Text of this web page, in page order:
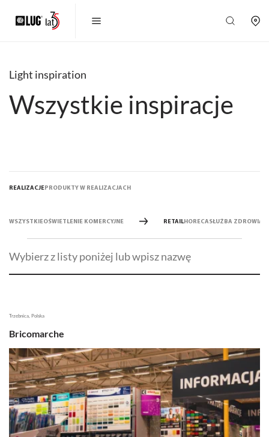
Light inspiration
Wszystkie inspiracje
REALIZACJEPRODUKTY W REALIZACJACH
WSZYSTKIEOŚWIETLENIE KOMERCYJNE RETAILHORECASŁUŻBA ZDROWIA
Trzebnica, Polska
Bricomarche